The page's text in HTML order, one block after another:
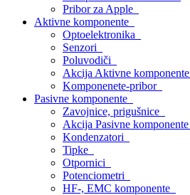
Pribor za Apple
Aktivne komponente
Optoelektronika
Senzori
Poluvodiči
Akcija Aktivne komponente
Komponenete-pribor
Pasivne komponente
Zavojnice, prigušnice
Akcija Pasivne komponente
Kondenzatori
Tipke
Otpornici
Potenciometri
HF-, EMC komponente